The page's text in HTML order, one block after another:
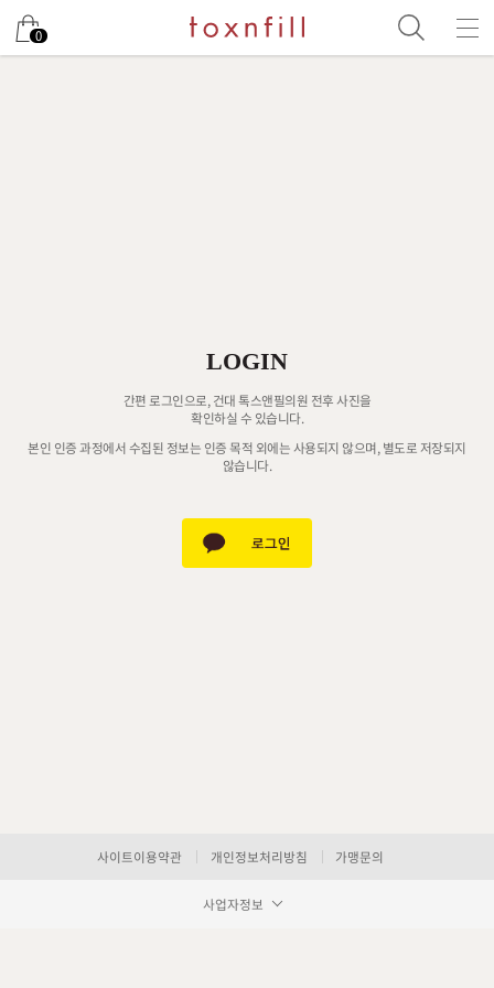
0
LOGIN
간편 로그인으로, 건대 톡스앤필의원 전후 사진을
확인하실 수 있습니다.
본인 인증 과정에서 수집된 정보는 인증 목적 외에는 사용되지 않으며, 별도로 저장되지
않습니다.
사이트이용약관 개인정보처리방침 가맹문의
사업자정보